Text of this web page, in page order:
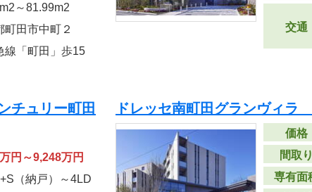
2 ～81.99m2
町田市中町２
線「町田」歩15
交通
チュリー町田
円～9,248万円
（納戸）～4LD
ドレッセ南町田グランヴィラ
価格
間取り
専有面